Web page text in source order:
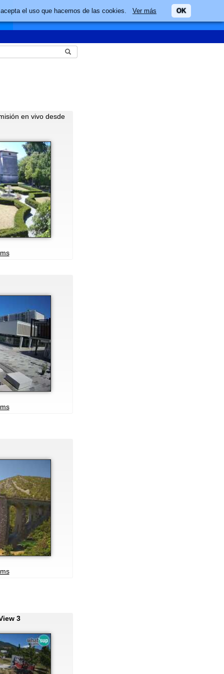
en vivo desde
3
el uso que hacemos de las cookies. Ver más OK